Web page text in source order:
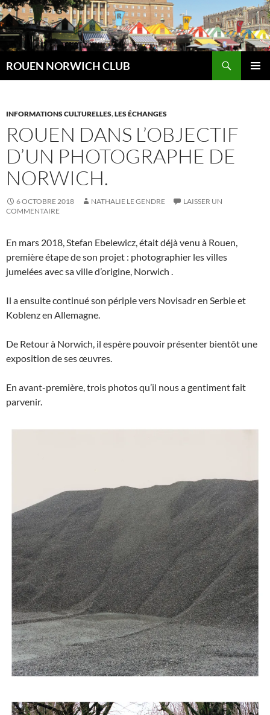
Aller
au
contenu
ROUEN NORWICH CLUB
INFORMATIONS CULTURELLES,LES ÉCHANGES
ROUEN DANS L’OBJECTIF
D’UN PHOTOGRAPHE DE
NORWICH.
6 OCTOBRE 2018 NATHALIE LE GENDRE
LAISSER UN
COMMENTAIRE
En mars 2018, Stefan Ebelewicz, était déjà venu à Rouen,
première étape de son projet : photographier les villes
jumelées avec sa ville d’origine, Norwich .
Il a ensuite continué son périple vers Novisadr en Serbie et
Koblenz en Allemagne.
De Retour à Norwich, il espère pouvoir présenter bientôt une
exposition de ses œuvres.
En avant-première, trois photos qu’il nous a gentiment fait
parvenir.